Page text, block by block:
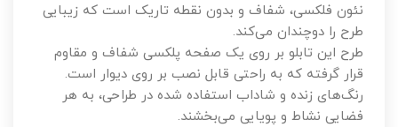
نئون فلکسی، شفاف و بدون نقطه تاریک است که زیبایی
طرح را دوچندان می‌کند.
طرح این تابلو بر روی یک صفحه پلکسی شفاف و مقاوم
قرار گرفته که به راحتی قابل نصب بر روی دیوار است.
رنگ‌های زنده و شاداب استفاده شده در طراحی، به هر
فضایی نشاط و پویایی می‌بخشند.